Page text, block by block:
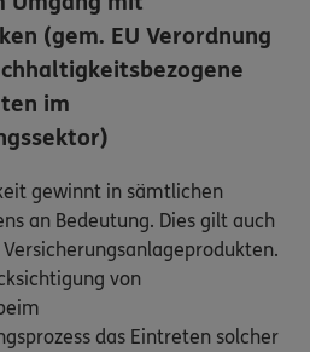
(gem. EU Verordnung
im
gewinnt in sämtlichen
an Bedeutung. Dies gilt auch
von
das Eintreten solcher